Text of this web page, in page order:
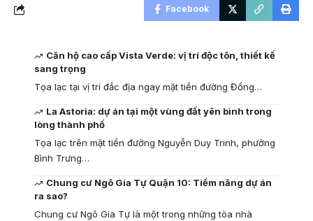
Facebook
Căn hộ cao cấp Vista Verde: vị trí độc tôn, thiết kế
sang trọng
Tọa lạc tại vị trí đắc địa ngay mặt tiền đường Đồng…
La Astoria: dự án tại một vùng đất yên bình trong
lòng thành phố
Tọa lạc trên mặt tiền đường Nguyễn Duy Trinh, phường
Bình Trưng…
Chung cư Ngô Gia Tự Quận 10: Tiềm năng dự án
ra sao?
Chung cư Ngô Gia Tự là một trong những tòa nhà